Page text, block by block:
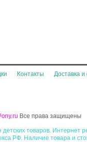
Контакты Доставка и
Все права защищены
детских товаров.
РФ. Наличие товара и